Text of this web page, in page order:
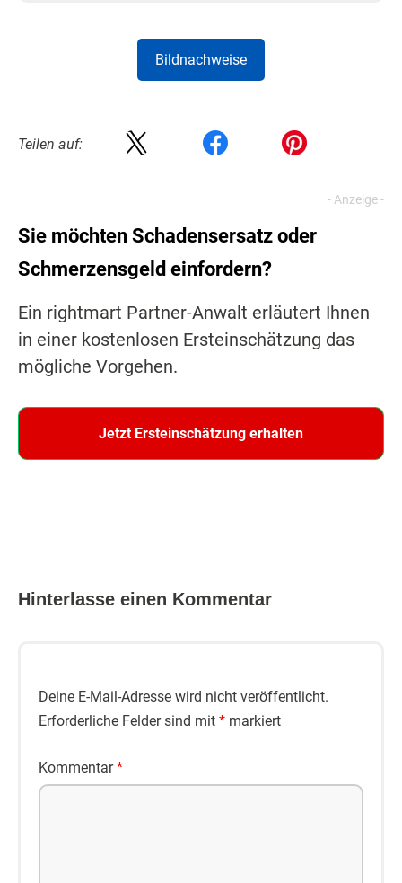
Bildnachweise
Teilen auf:
Sie möchten Schadensersatz oder
Schmerzensgeld einfordern?
Ein rightmart Partner-Anwalt erläutert Ihnen
in einer kostenlosen Ersteinschätzung das
mögliche Vorgehen.
Jetzt Ersteinschätzung erhalten
Hinterlasse einen Kommentar
Deine E-Mail-Adresse wird nicht veröffentlicht.
Erforderliche Felder sind mit * markiert
Kommentar*